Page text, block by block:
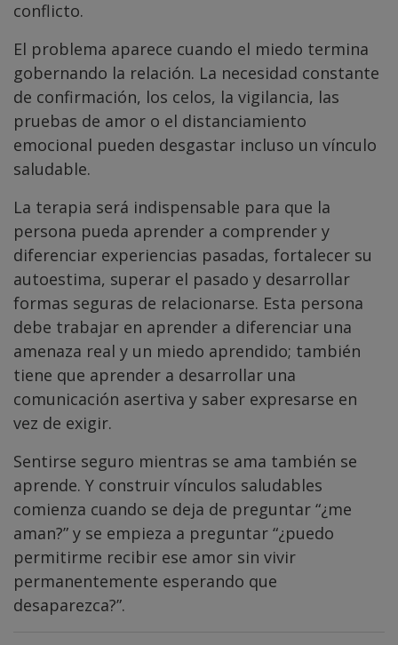
conflicto.
El problema aparece cuando el miedo termina
gobernando la relación. La necesidad constante
de confirmación, los celos, la vigilancia, las
pruebas de amor o el distanciamiento
emocional pueden desgastar incluso un vínculo
saludable.
La terapia será indispensable para que la
persona pueda aprender a comprender y
diferenciar experiencias pasadas, fortalecer su
autoestima, superar el pasado y desarrollar
formas seguras de relacionarse. Esta persona
debe trabajar en aprender a diferenciar una
amenaza real y un miedo aprendido; también
tiene que aprender a desarrollar una
comunicación asertiva y saber expresarse en
vez de exigir.
Sentirse seguro mientras se ama también se
aprende. Y construir vínculos saludables
comienza cuando se deja de preguntar “¿me
aman?” y se empieza a preguntar “¿puedo
permitirme recibir ese amor sin vivir
permanentemente esperando que
desaparezca?”.